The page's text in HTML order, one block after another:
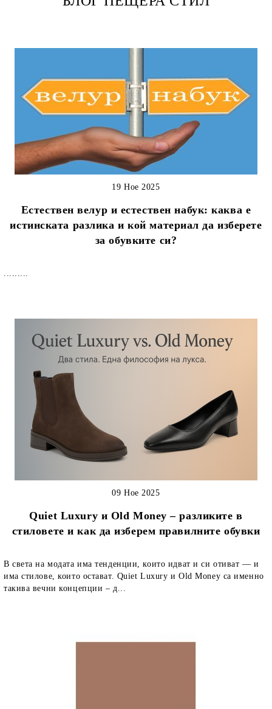
Естествен велур и естествен набук: каква е
истинската разлика и кой материал да изберете
за обувките си?
19 Ное 2025
.........
Quiet Luxury и Old Money – разликите в
стиловете и как да изберем правилните обувки
09 Ное 2025
В света на модата има тенденции, които идват и си отиват — и
има стилове, които остават. Quiet Luxury и Old Money са именно
такива вечни концепции – д...